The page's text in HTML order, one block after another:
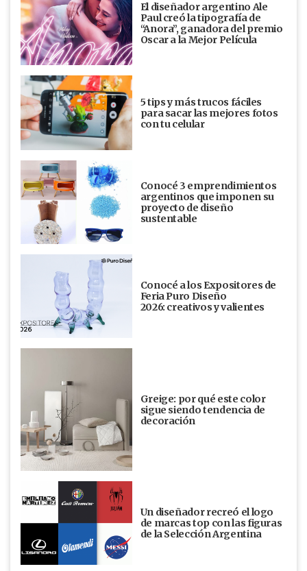
El diseñador argentino Ale
Paul creó la tipografía de
“Anora”, ganadora del premio
Oscar a la Mejor Película
5 tips y más trucos fáciles
para sacar las mejores fotos
con tu celular
Conocé 3 emprendimientos
argentinos que imponen su
proyecto de diseño
sustentable
Conocé a los Expositores de
Feria Puro Diseño
2026: creativos y valientes
Greige: por qué este color
sigue siendo tendencia de
decoración
Un diseñador recreó el logo
de marcas top con las figuras
de la Selección Argentina